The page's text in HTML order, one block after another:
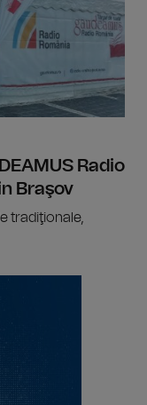
Radio
Braşov
tradiţionale,